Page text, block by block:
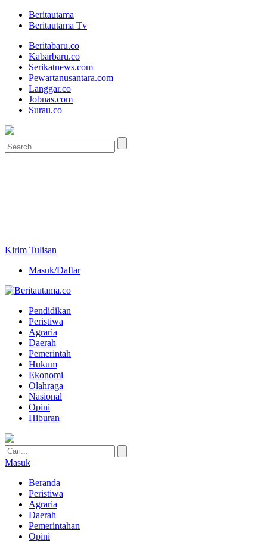
Beritautama
Beritautama Tv
Beritabaru.co
Kabarbaru.co
Serikatnews.com
Pewartanusantara.com
Langgar.co
Jobnas.com
Surau.co
Kirim Tulisan
Masuk/Daftar
Pendidikan
Peristiwa
Agraria
Daerah
Pemerintah
Hukum
Ekonomi
Olahraga
Nasional
Opini
Hiburan
Masuk
Beranda
Peristiwa
Agraria
Daerah
Pemerintahan
Opini